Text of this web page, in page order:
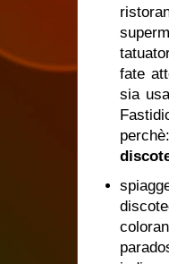
fate
sia